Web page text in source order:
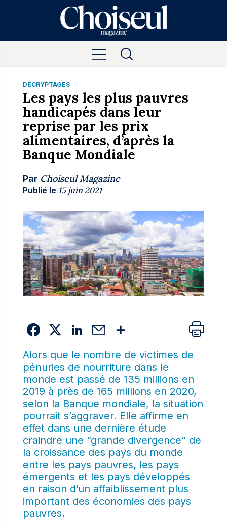
DÉCRYPTAGES
Les pays les plus pauvres
handicapés dans leur
reprise par les prix
alimentaires, d’après la
Banque Mondiale
Par Choiseul Magazine
Publié le 15 juin 2021
Alors que le nombre de victimes de
pénuries de nourriture dans le
monde est passé de 135 millions en
2019 à près de 165 millions en 2020,
selon la Banque mondiale, la situation
pourrait s’aggraver. Elle affirme en
effet dans une dernière étude
craindre une “grande divergence” de
la croissance des pays du monde
entre les pays pauvres, les pays
émergents et les pays développés
en raison d’un affaiblissement plus
important des économies des pays
pauvres.